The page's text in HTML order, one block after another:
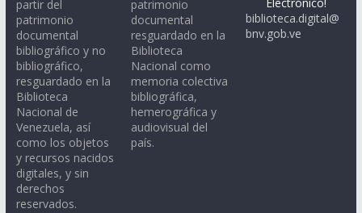
partir del
patrimonio
documental
bibliográfico y no
bibliográfico,
resguardado en la
Biblioteca
Nacional de
Venezuela, así
como los objetos
y recursos nacidos
digitales, y sin
derechos
reservados.
patrimonio
documental
resguardado en la
Biblioteca
Nacional como
memoria colectiva
bibliográfica,
hemerográfica y
audiovisual del
país.
Electrónico!
biblioteca.digital@
bnv.gob.ve